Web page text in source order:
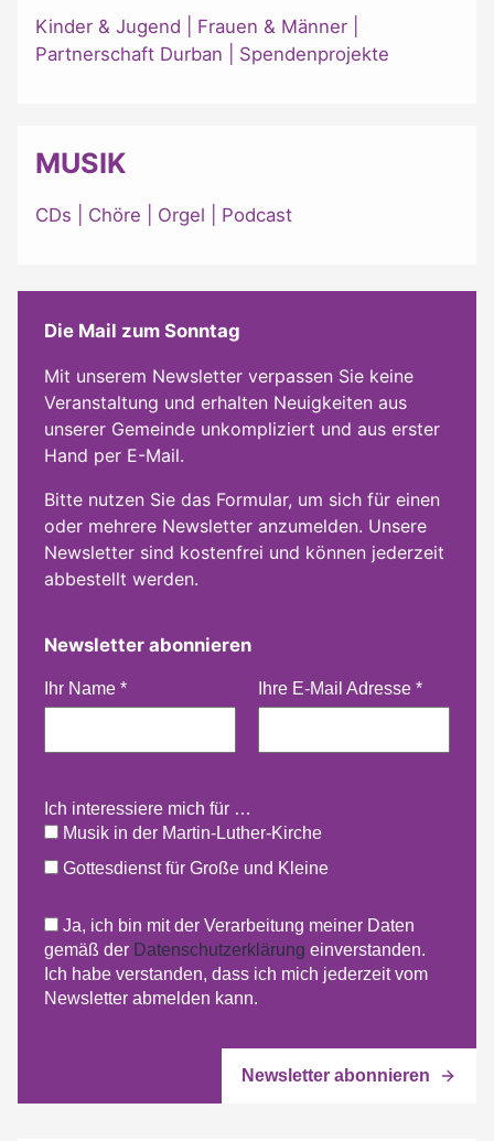
Kinder & Jugend Frauen & Männer
Partnerschaft Durban
Spendenprojekte
MUSIK
CDs Chöre Orgel Podcast
Die Mail zum Sonntag
Mit unserem Newsletter verpassen Sie keine
Veranstaltung und erhalten Neuigkeiten aus
unserer Gemeinde unkompliziert und aus erster
Hand per E-Mail.
Bitte nutzen Sie das Formular, um sich für einen
oder mehrere Newsletter anzumelden. Unsere
Newsletter sind kostenfrei und können jederzeit
abbestellt werden.
Newsletter abonnieren
Ihr Name * Ihre E-Mail Adresse *
Ich interessiere mich für …
Musik in der Martin-Luther-Kirche
Gottesdienst für Große und Kleine
Ja, ich bin mit der Verarbeitung meiner Daten
gemäß der Datenschutzerklärung einverstanden.
Ich habe verstanden, dass ich mich jederzeit vom
Newsletter abmelden kann.